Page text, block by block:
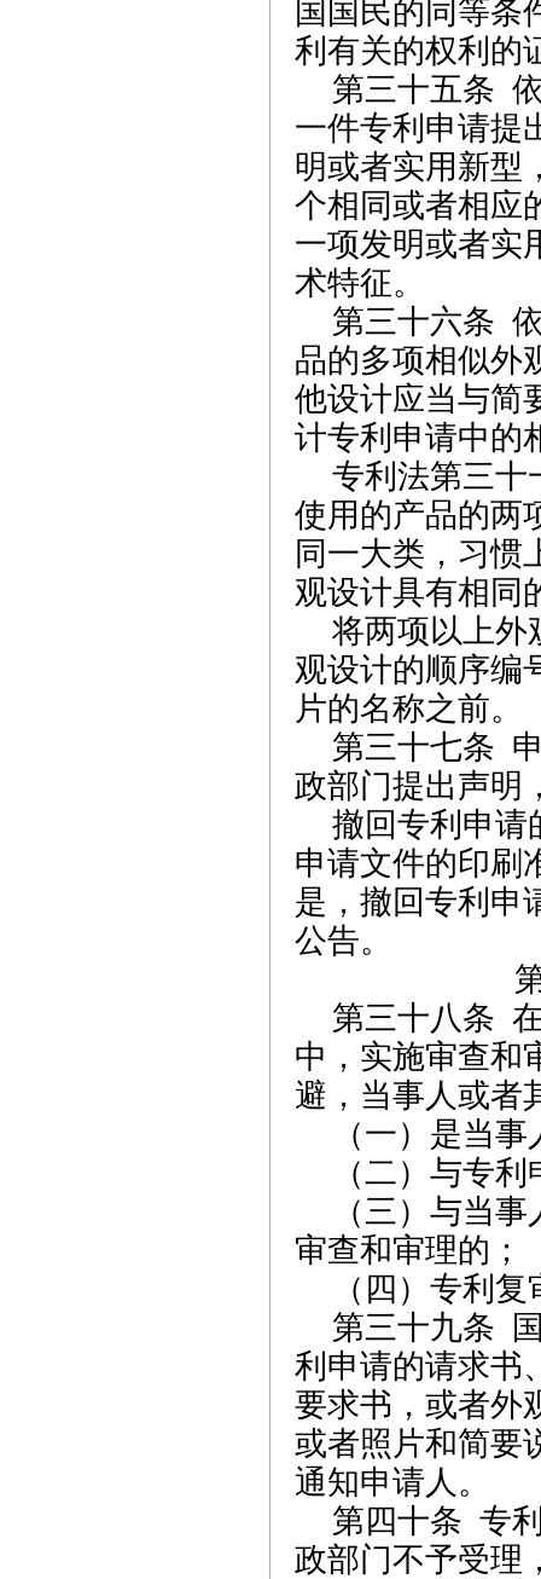
国国民的同等条
利有关的权利的
第三十五条
一件专利申请提
明或者实用新型
个相同或者相应
一项发明或者实
术特征。
第三十六条
品的多项相似外
他设计应当与简
计专利申请中的
专利法第三十
使用的产品的两
同一大类，习惯
观设计具有相同
将两项以上外
观设计的顺序编
片的名称之前。
第三十七条
政部门提出声明
撤回专利申请
申请文件的印刷
是，撤回专利申
公告。
第三十八条
中，实施审查和
避，当事人或者
（一）是当
（二）与专
（三）与当
审查和审理的；
（四）专利
第三十九条
利申请的请求书
要求书，或者外
或者照片和简要
通知申请人。
第四十条 专
政部门不予受理